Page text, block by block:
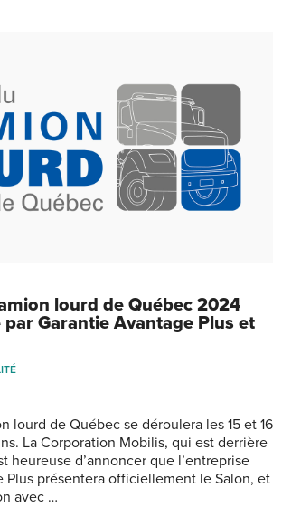
lourd de Québec 2024
Garantie Avantage Plus et
lourd de Québec se déroulera les 15 et 16
La Corporation Mobilis, qui est derrière
heureuse d’annoncer que l’entreprise
Plus présentera officiellement le Salon, et
avec …